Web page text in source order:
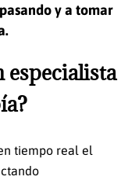
y a tomar
especialista
tiempo real el